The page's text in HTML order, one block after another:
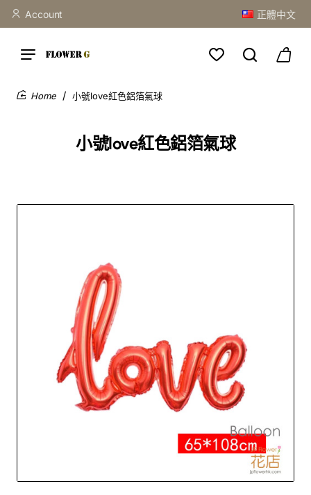
Account 正體中文
小號love紅色鋁箔氣球
小號love紅色鋁箔氣球